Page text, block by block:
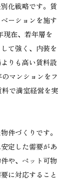
化戦略です。賃
ーションを施す
現在、若年層を
て強く、内装を
りも高い賃料設
マンションをフ
で満室経営を実
件づくりです。
定した需要があ
や、ペット可物
に対応すること